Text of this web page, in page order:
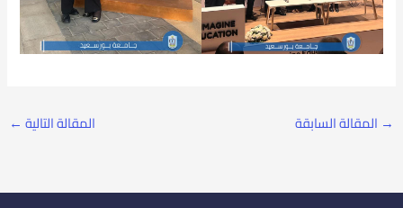
→ المقالة السابقة المقالة التالية ←